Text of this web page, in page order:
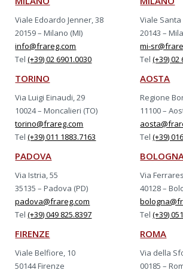
Viale Edoardo Jenner, 38
20159 – Milano (MI)
info@frareg.com
Tel(+39) 02 6901.0030
Viale Santa
20143 –
mi-
Tel(+39) 02
TORINO
Via Luigi Einaudi, 29
10024 – Moncalieri (TO)
torino@frareg.com
Tel(+39) 011 1883.7163
AOSTA
Regione
11100 –
Tel(+39)
PADOVA
Via Istria, 55
35135 – Padova (PD)
padova@frareg.com
Tel(+39) 049 825.8397
Via
40128 –
Tel(+39)
FIRENZE
Viale Belfiore, 10
50144 Firenze
ROMA
Via della
00185 –